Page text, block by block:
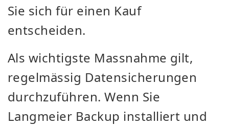
Sie sich für einen Kauf
entscheiden.
Als wichtigste Massnahme gilt,
regelmässig Datensicherungen
durchzuführen. Wenn Sie
Langmeier Backup installiert und